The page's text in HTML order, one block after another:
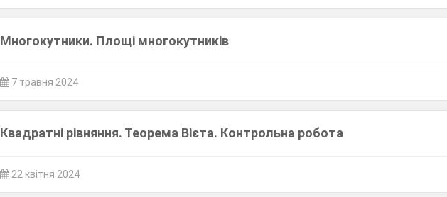
Многокутники. Площі многокутників
7 травня 2024
Квадратні рівняння. Теорема Вієта. Контрольна робота
22 квітня 2024